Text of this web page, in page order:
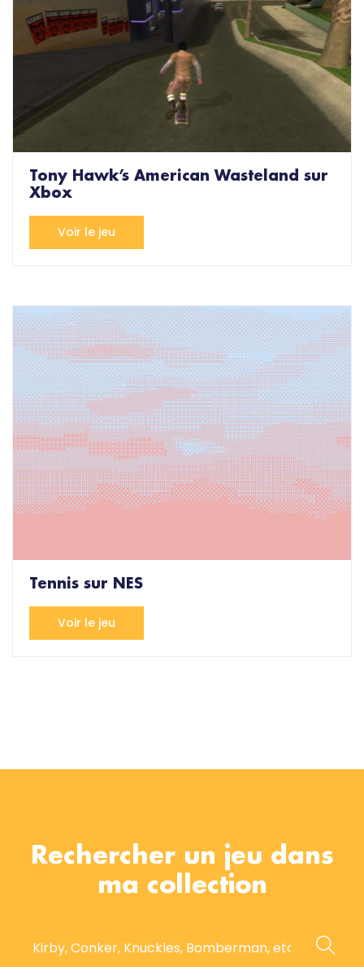
Tony Hawk’s American Wasteland sur
Xbox
Voir le jeu
Tennis sur NES
Voir le jeu
Rechercher un jeu dans
ma collection